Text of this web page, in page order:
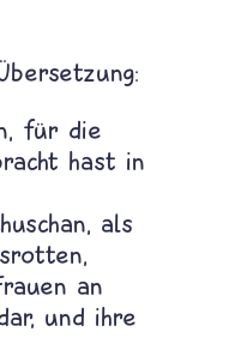
für die
hast in
als
an
und ihre